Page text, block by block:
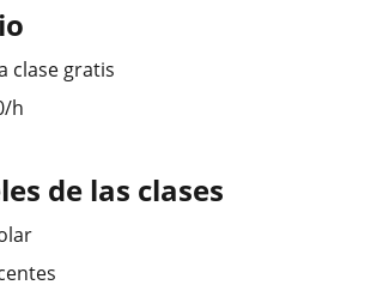
clase gratis
/h
de las clases